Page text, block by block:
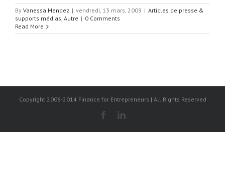
By Vanessa Mendez | vendredi, 13 mars, 2009 | Articles de presse &
supports médias, Autre | 0 Comments
Read More
Copyright 2006-2014 Finance for Entrepreneurs | All Rights Reserved